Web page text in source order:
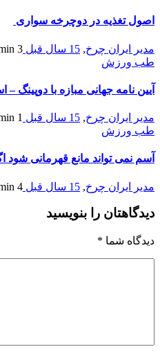
اصول تغذیه در دوچرخه سواری
مدیر ایران چرخ, 15 سال قبل 3 min
طب ورزش
آیین نامه جهانی مبازه با دوپینگ –
مدیر ایران چرخ, 15 سال قبل 1 min
طب ورزش
آسم نمی تواند مانع قهرمانی شود
مدیر ایران چرخ, 15 سال قبل 4 min
دیدگاهتان را بنویسید
دیدگاه شما *